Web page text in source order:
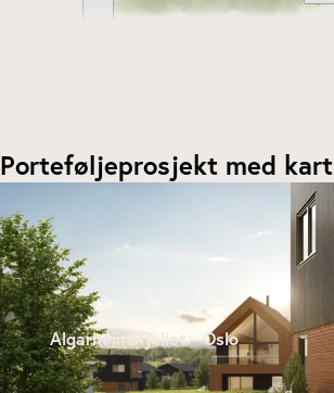
Porteføljeprosjekt med kart
Algarheimsfjellet - Oslo